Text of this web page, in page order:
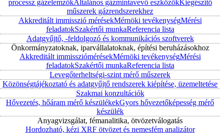
processz gázelemzőkÁltalános gázmintavevő eszközökKiegészítő
műszerek gázrendszerekhez
Akkreditált immisszió mérésekMérnöki tevékenységMérési
feladatokSzakértői munkaReferencia lista
Adatgyűjtő, -feldolgozó és kommunikációs szoftverek
Önkormányzatoknak, iparvállalatoknak, építési beruházásokhoz
Akkreditált immissziómérésekMérnöki tevékenységMérési
feladatokSzakértői munkaReferencia lista
Levegőterheltségi-szint mérő műszerek
Közönségtájékoztató és adatgyűjtő rendszerek kiépítése, üzemeltetése
Szakmai konzultációk
Hővezetés, hőáram mérő készülékekGyors hővezetőképesség mérő
készülék
Anyagvizsgálat, fémanalitika, ötvözetválogatás
Hordozható, kézi XRF ötvözet és nemesfém analizátor